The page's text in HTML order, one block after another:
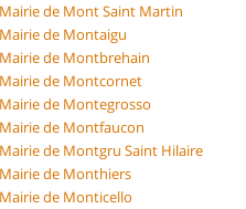
Mairie de Mont Saint Martin
Mairie de Montaigu
Mairie de Montbrehain
Mairie de Montcornet
Mairie de Montegrosso
Mairie de Montfaucon
Mairie de Montgru Saint Hilaire
Mairie de Monthiers
Mairie de Monticello